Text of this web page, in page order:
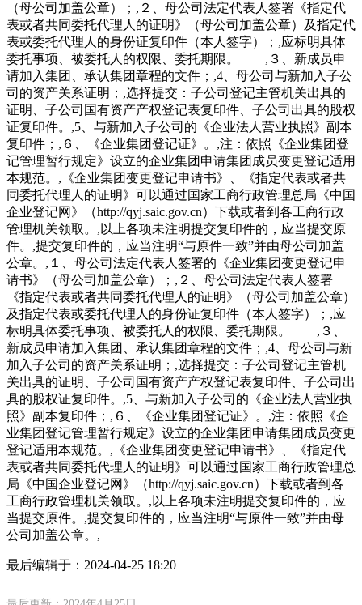
（母公司加盖公章）；,２、母公司法定代表人签署《指定代
表或者共同委托代理人的证明》（母公司加盖公章）及指定代
表或委托代理人的身份证复印件（本人签字）；,应标明具体
委托事项、被委托人的权限、委托期限。 ,３、新成员申
请加入集团、承认集团章程的文件；,4、母公司与新加入子公
司的资产关系证明；,选择提交：子公司登记主管机关出具的
证明、子公司国有资产产权登记表复印件、子公司出具的股权
证复印件。,5、与新加入子公司的《企业法人营业执照》副本
复印件；,６、《企业集团登记证》。,注：依照《企业集团登
记管理暂行规定》设立的企业集团申请集团成员变更登记适用
本规范。,《企业集团变更登记申请书》、《指定代表或者共
同委托代理人的证明》可以通过国家工商行政管理总局《中国
企业登记网》（http://qyj.saic.gov.cn）下载或者到各工商行政
管理机关领取。,以上各项未注明提交复印件的，应当提交原
件。,提交复印件的，应当注明“与原件一致”并由母公司加盖
公章。,１、母公司法定代表人签署的《企业集团变更登记申
请书》（母公司加盖公章）；,２、母公司法定代表人签署
《指定代表或者共同委托代理人的证明》（母公司加盖公章）
及指定代表或委托代理人的身份证复印件（本人签字）；,应
标明具体委托事项、被委托人的权限、委托期限。 ,３、
新成员申请加入集团、承认集团章程的文件；,4、母公司与新
加入子公司的资产关系证明；,选择提交：子公司登记主管机
关出具的证明、子公司国有资产产权登记表复印件、子公司出
具的股权证复印件。,5、与新加入子公司的《企业法人营业执
照》副本复印件；,６、《企业集团登记证》。,注：依照《企
业集团登记管理暂行规定》设立的企业集团申请集团成员变更
登记适用本规范。,《企业集团变更登记申请书》、《指定代
表或者共同委托代理人的证明》可以通过国家工商行政管理总
局《中国企业登记网》（http://qyj.saic.gov.cn）下载或者到各
工商行政管理机关领取。,以上各项未注明提交复印件的，应
当提交原件。,提交复印件的，应当注明“与原件一致”并由母
公司加盖公章。,
最后编辑于： 2024-04-25 18:20